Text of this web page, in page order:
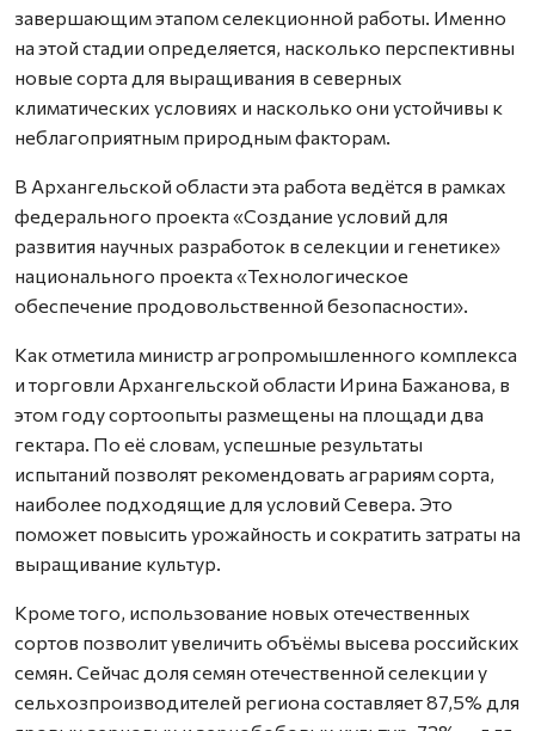
завершающим этапом селекционной работы. Именно
на этой стадии определяется, насколько перспективны
новые сорта для выращивания в северных
климатических условиях и насколько они устойчивы к
неблагоприятным природным факторам.
В Архангельской области эта работа ведётся в рамках
федерального проекта «Создание условий для
развития научных разработок в селекции и генетике»
национального проекта «Технологическое
обеспечение продовольственной безопасности».
Как отметила министр агропромышленного комплекса
и торговли Архангельской области Ирина Бажанова, в
этом году сортоопыты размещены на площади два
гектара. По её словам, успешные результаты
испытаний позволят рекомендовать аграриям сорта,
наиболее подходящие для условий Севера. Это
поможет повысить урожайность и сократить затраты на
выращивание культур.
Кроме того, использование новых отечественных
сортов позволит увеличить объёмы высева российских
семян. Сейчас доля семян отечественной селекции у
сельхозпроизводителей региона составляет 87,5% для